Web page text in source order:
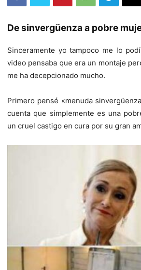
De sinvergüenza a pobre
Sinceramente yo tampoco me lo
video pensaba que era un montaje
me ha decepcionado mucho.
Primero pensé «menuda
cuenta que simplemente es una
un cruel castigo en cura por su gran